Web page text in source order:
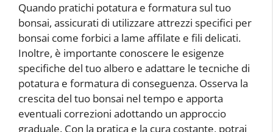
Quando pratichi potatura e formatura sul tuo
bonsai, assicurati di utilizzare attrezzi specifici per
bonsai come forbici a lame affilate e fili delicati.
Inoltre, è importante conoscere le esigenze
specifiche del tuo albero e adattare le tecniche di
potatura e formatura di conseguenza. Osserva la
crescita del tuo bonsai nel tempo e apporta
eventuali correzioni adottando un approccio
graduale. Con la pratica e la cura costante, potrai